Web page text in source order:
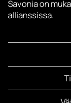
Savonia on
allianssissa.